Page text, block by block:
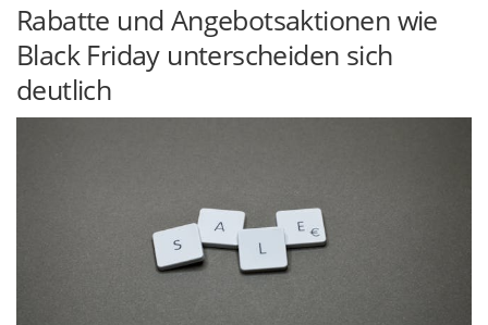
Rabatte und Angebotsaktionen wie
Black Friday unterscheiden sich
deutlich